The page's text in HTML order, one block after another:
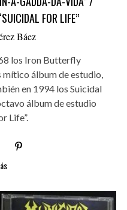
FOR LIFE”
Báez
los Iron Butterfly
mítico álbum de estudio,
en 1994 los Suicidal
álbum de estudio
Life”.